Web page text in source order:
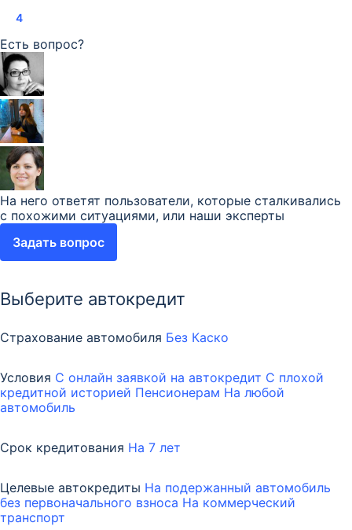
4
Есть вопрос?
На него ответят пользователи, которые сталкивались
с похожими ситуациями, или наши эксперты
Задать вопрос
Выберите автокредит
Страхование автомобиля Без Каско
Условия С онлайн заявкой на автокредит С плохой
кредитной историей Пенсионерам На любой
автомобиль
Срок кредитования На 7 лет
Целевые автокредиты На подержанный автомобиль
без первоначального взноса На коммерческий
транспорт